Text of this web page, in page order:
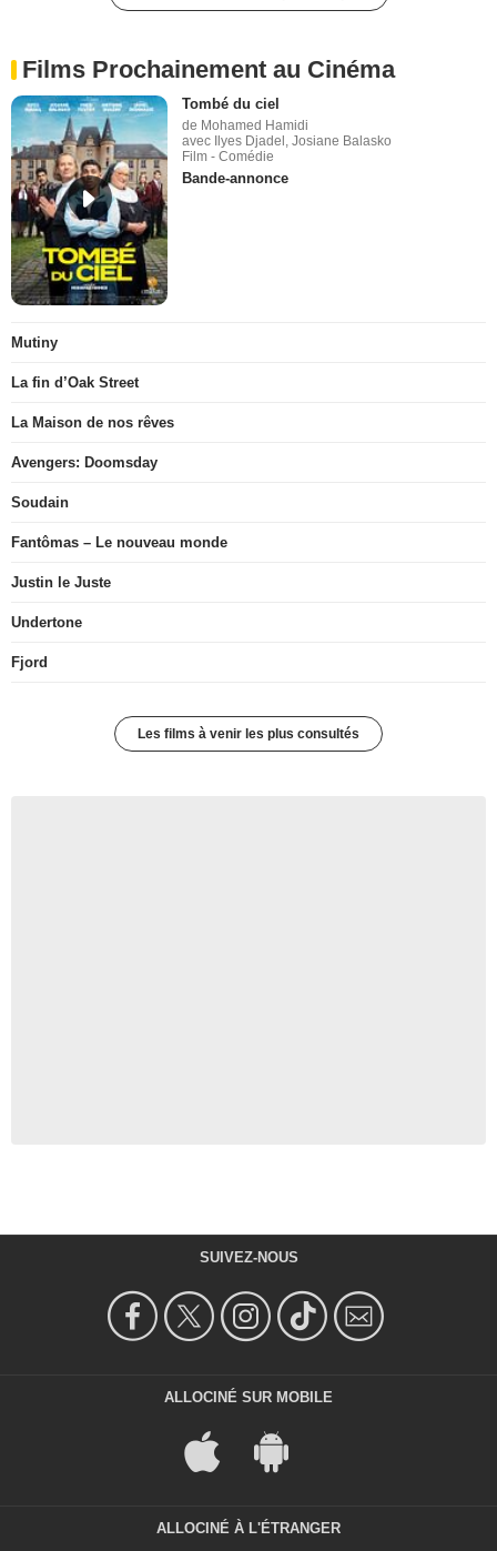
Films Prochainement au Cinéma
Tombé du ciel
de Mohamed Hamidi
avec Ilyes Djadel, Josiane Balasko
Film - Comédie
Bande-annonce
Mutiny
La fin d’Oak Street
La Maison de nos rêves
Avengers: Doomsday
Soudain
Fantômas – Le nouveau monde
Justin le Juste
Undertone
Fjord
Les films à venir les plus consultés
SUIVEZ-NOUS
ALLOCINÉ SUR MOBILE
ALLOCINÉ À L'ÉTRANGER